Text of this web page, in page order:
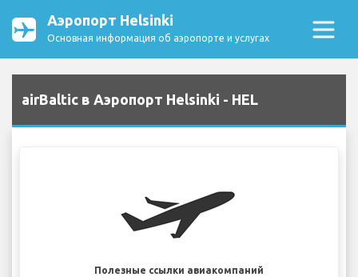
Аэропорт Helsinki
Основная информация об аэропорте и услугах
airBaltic в Аэропорт Helsinki - HEL
Полезные ссылки авиакомпаний